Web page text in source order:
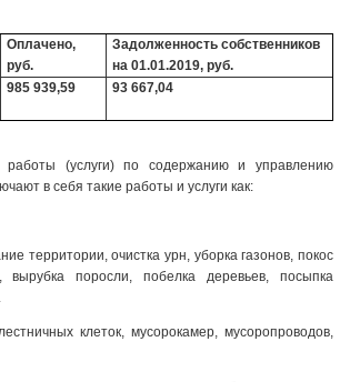
Оплачено,
руб.
Задолженность собственников
на 01.01.2019, руб.
985 939,59 93 667,04
работы (услуги) по содержанию и управлению
в себя такие работы и услуги как:
территории, очистка урн, уборка газонов, покос
вырубка поросли, побелка деревьев, посыпка
клеток, мусорокамер, мусоропроводов,